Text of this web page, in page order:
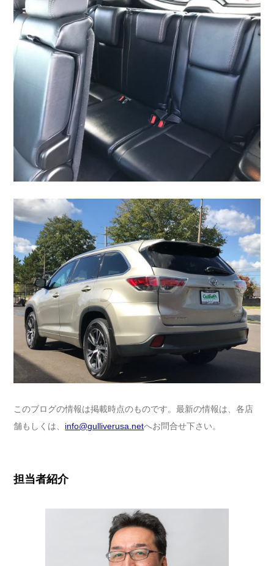
このブログの情報は掲載時点のものです。最新の情報は、各店
舗もしくは、 info@gulliverusa.netへお問合せ下さい。
担当者紹介